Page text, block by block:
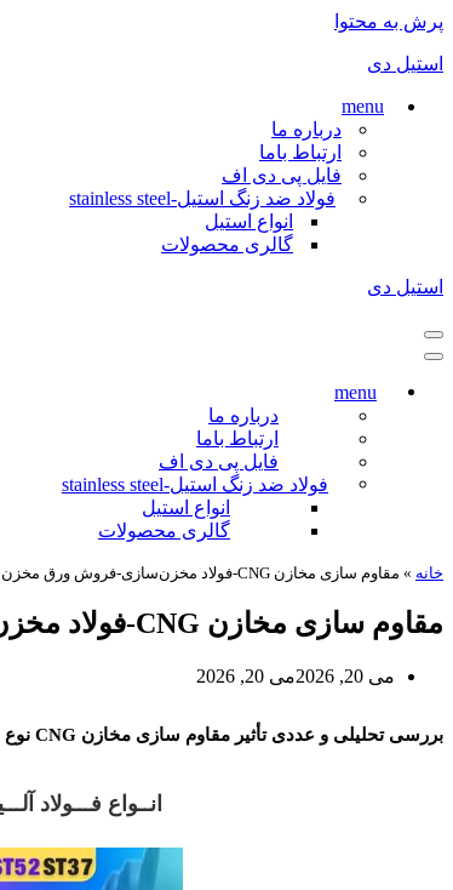
پرش به محتوا
استیل دی
menu
درباره ما
ارتباط باما
فایل پی دی اف
فولاد ضد زنگ استیل-stainless steel
انواع استیل
گالری محصولات
استیل دی
فهرست
ناوبری
فهرست
menu
درباره ما
ارتباط باما
فایل پی دی اف
فولاد ضد زنگ استیل-stainless steel
انواع استیل
گالری محصولات
خانه » مقاوم سازی مخازن CNG-فولاد مخزن‌سازی-فروش ورق مخزن‌سازی-فولاد آلیاژی
مقاوم سازی مخازن CNG-فولاد مخزن‌سازی-فروش ورق مخزن‌سازی-فولاد آلیاژی
می 20, 2026 می 20, 2026
بررسی تحلیلی و عددی تأثیر مقاوم سازی مخازن CNG نوع 2 به کمک فرآیند سیم‌پیچی
انــواع